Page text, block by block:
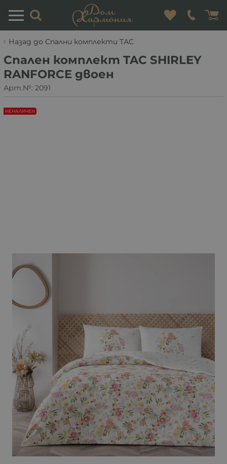
Назад до Спални комплекти ТАС
Спален комплект TAC SHIRLEY
RANFORCE двоен
Арт.№: 2091
НЕНАЛИЧЕН